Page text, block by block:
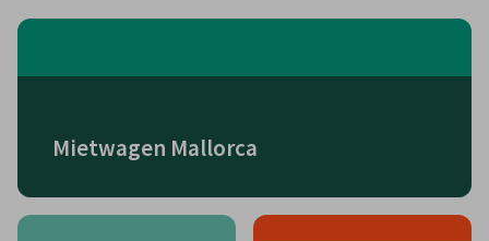
Mietwagen Mallorca